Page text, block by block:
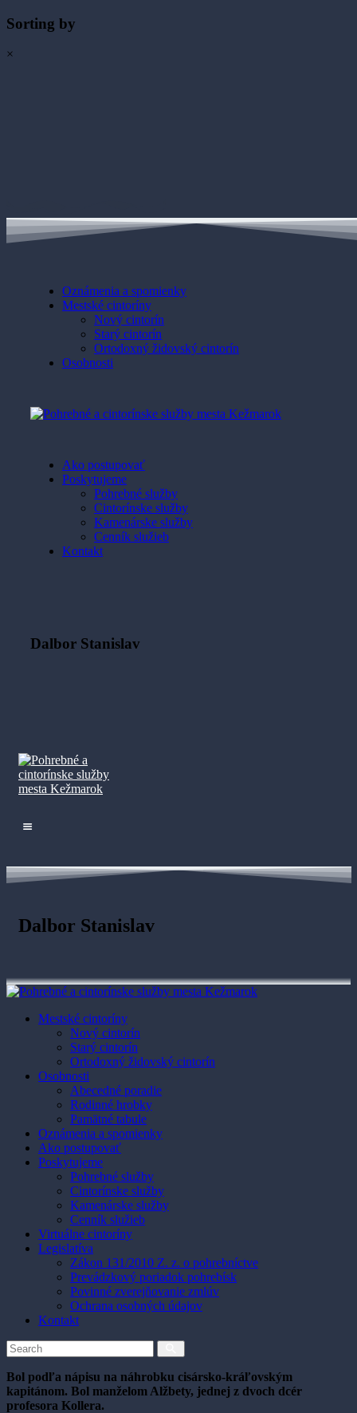
Sorting by
×
Oznámenia a spomienky
Mestské cintoríny
Nový cintorín
Starý cintorín
Ortodoxný židovský cintorín
Osobnosti
Ako postupovať
Poskytujeme
Pohrebné služby
Cintorínske služby
Kamenárske služby
Cenník služieb
Kontakt
Dalbor Stanislav
Dalbor Stanislav
Mestské cintoríny
Nový cintorín
Starý cintorín
Ortodoxný židovský cintorín
Osobnosti
Abecedné poradie
Rodinné hrobky
Pamätné tabule
Oznámenia a spomienky
Ako postupovať
Poskytujeme
Pohrebné služby
Cintorínske služby
Kamenárske služby
Cenník služieb
Virtuálne cintoríny
Legislatíva
Zákon 131/2010 Z. z. o pohrebníctve
Prevádzkový poriadok pohrebísk
Povinné zverejňovanie zmlúv
Ochrana osobných údajov
Kontakt
Bol podľa nápisu na náhrobku cisársko-kráľovským
kapitánom. Bol manželom Alžbety, jednej z dvoch dcér
profesora Kollera.